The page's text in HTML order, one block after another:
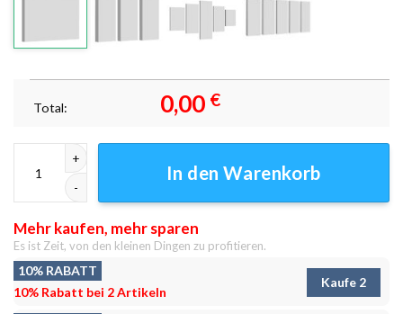
Total: 0,00 €
In den Warenkorb
Mehr kaufen, mehr sparen
Es ist Zeit, von den kleinen Dingen zu profitieren.
10% RABATT
10% Rabatt bei 2 Artikeln
Kaufe 2